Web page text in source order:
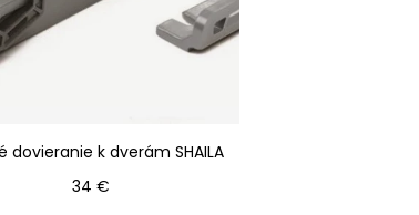
dovieranie k dverám SHAILA
Cena
34 €